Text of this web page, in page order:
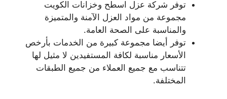
توفر شركة عزل اسطح وخزانات الكويت
مجموعة من مواد العزل الآمنة والمتميزة
والمناسبة على الصحة العامة.
توفر أيضا مجموعة كبيرة من الخدمات بأرخص
الأسعار مناسبة لكافة المستفيدين لا مثيل لها
تتناسب مع جميع العملاء من جميع الطبقات
المختلفة.